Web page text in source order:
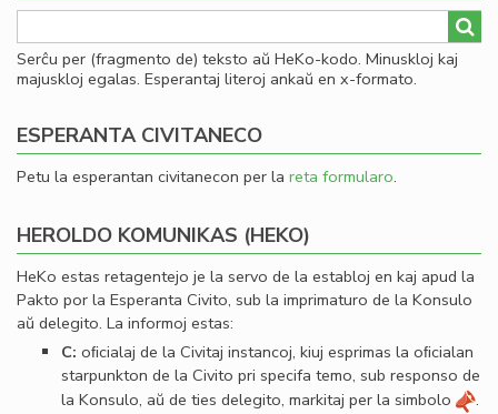
Serĉu per (fragmento de) teksto aŭ HeKo-kodo. Minuskloj kaj
majuskloj egalas. Esperantaj literoj ankaŭ en x-formato.
ESPERANTA CIVITANECO
Petu la esperantan civitanecon per la reta formularo.
HEROLDO KOMUNIKAS (HEKO)
HeKo estas retagentejo je la servo de la establoj en kaj apud la
Pakto por la Esperanta Civito, sub la imprimaturo de la Konsulo
aŭ delegito. La informoj estas:
C: oﬁcialaj de la Civitaj instancoj, kiuj esprimas la oﬁcialan
starpunkton de la Civito pri specifa temo, sub responso de
la Konsulo, aŭ de ties delegito, markitaj per la simbolo
.